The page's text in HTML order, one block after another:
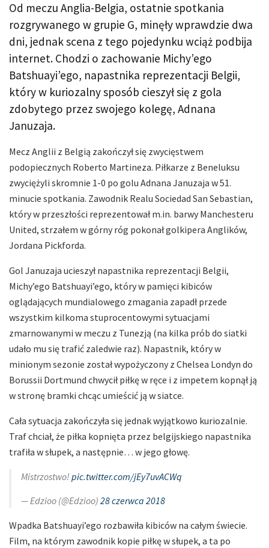
Od meczu Anglia-Belgia, ostatnie spotkania
rozgrywanego w grupie G, minęły wprawdzie dwa
dni, jednak scena z tego pojedynku wciąż podbija
internet. Chodzi o zachowanie Michy’ego
Batshuayi’ego, napastnika reprezentacji Belgii,
który w kuriozalny sposób cieszył się z gola
zdobytego przez swojego kolegę, Adnana
Januzaja.
Mecz Anglii z Belgią zakończył się zwycięstwem
podopiecznych Roberto Martineza. Piłkarze z Beneluksu
zwyciężyli skromnie 1-0 po golu Adnana Januzaja w 51.
minucie spotkania. Zawodnik Realu Sociedad San Sebastian,
który w przeszłości reprezentował m.in. barwy Manchesteru
United, strzałem w górny róg pokonał golkipera Anglików,
Jordana Pickforda.
Gol Januzaja ucieszył napastnika reprezentacji Belgii,
Michy’ego Batshuayi’ego, który w pamięci kibiców
oglądających mundialowego zmagania zapadł przede
wszystkim kilkoma stuprocentowymi sytuacjami
zmarnowanymi w meczu z Tunezją (na kilka prób do siatki
udało mu się trafić zaledwie raz). Napastnik, który w
minionym sezonie został wypożyczony z Chelsea Londyn do
Borussii Dortmund chwycił piłkę w ręce i z impetem kopnął ją
w stronę bramki chcąc umieścić ją w siatce.
Cała sytuacja zakończyła się jednak wyjątkowo kuriozalnie.
Traf chciał, że piłka kopnięta przez belgijskiego napastnika
trafiła w słupek, a następnie… w jego głowę.
Mistrzostwo! pic.twitter.com/jEy7uvACWq
— Edzioo (@Edzioo) 28 czerwca 2018
Wpadka Batshuayi’ego rozbawiła kibiców na całym świecie.
Film, na którym zawodnik kopie piłkę w słupek, a ta po